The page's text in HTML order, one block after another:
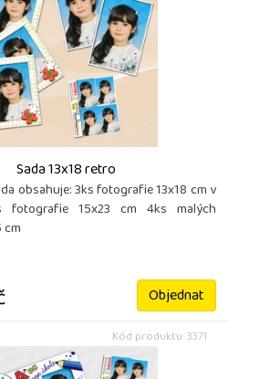
Sada 13x18 retro
obsahuje: 3ks fotografie 13x18 cm v
fotografie 15x23 cm 4ks malých
Objednat
Kód produktu: 3371